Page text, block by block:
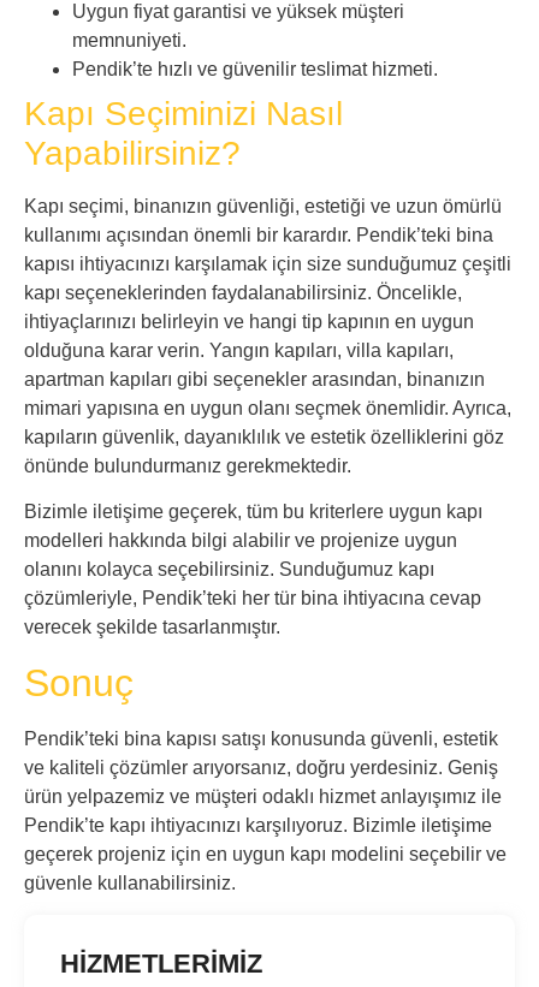
Uygun fiyat garantisi ve yüksek müşteri
memnuniyeti.
Pendik’te hızlı ve güvenilir teslimat hizmeti.
Kapı Seçiminizi Nasıl
Yapabilirsiniz?
Kapı seçimi, binanızın güvenliği, estetiği ve uzun ömürlü
kullanımı açısından önemli bir karardır. Pendik’teki bina
kapısı ihtiyacınızı karşılamak için size sunduğumuz çeşitli
kapı seçeneklerinden faydalanabilirsiniz. Öncelikle,
ihtiyaçlarınızı belirleyin ve hangi tip kapının en uygun
olduğuna karar verin. Yangın kapıları, villa kapıları,
apartman kapıları gibi seçenekler arasından, binanızın
mimari yapısına en uygun olanı seçmek önemlidir. Ayrıca,
kapıların güvenlik, dayanıklılık ve estetik özelliklerini göz
önünde bulundurmanız gerekmektedir.
Bizimle iletişime geçerek, tüm bu kriterlere uygun kapı
modelleri hakkında bilgi alabilir ve projenize uygun
olanını kolayca seçebilirsiniz. Sunduğumuz kapı
çözümleriyle, Pendik’teki her tür bina ihtiyacına cevap
verecek şekilde tasarlanmıştır.
Sonuç
Pendik’teki bina kapısı satışı konusunda güvenli, estetik
ve kaliteli çözümler arıyorsanız, doğru yerdesiniz. Geniş
ürün yelpazemiz ve müşteri odaklı hizmet anlayışımız ile
Pendik’te kapı ihtiyacınızı karşılıyoruz. Bizimle iletişime
geçerek projeniz için en uygun kapı modelini seçebilir ve
güvenle kullanabilirsiniz.
HİZMETLERİMİZ